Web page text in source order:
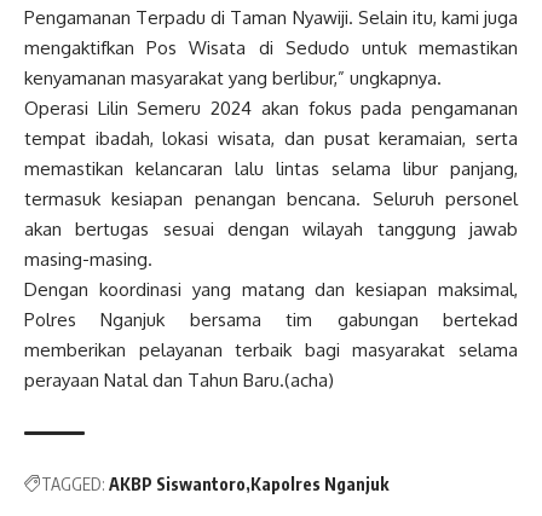
Pengamanan Terpadu di Taman Nyawiji. Selain itu, kami juga
mengaktifkan Pos Wisata di Sedudo untuk memastikan
kenyamanan masyarakat yang berlibur,” ungkapnya.
Operasi Lilin Semeru 2024 akan fokus pada pengamanan
tempat ibadah, lokasi wisata, dan pusat keramaian, serta
memastikan kelancaran lalu lintas selama libur panjang,
termasuk kesiapan penangan bencana. Seluruh personel
akan bertugas sesuai dengan wilayah tanggung jawab
masing-masing.
Dengan koordinasi yang matang dan kesiapan maksimal,
Polres Nganjuk bersama tim gabungan bertekad
memberikan pelayanan terbaik bagi masyarakat selama
perayaan Natal dan Tahun Baru.(acha)
TAGGED: AKBP Siswantoro Kapolres Nganjuk